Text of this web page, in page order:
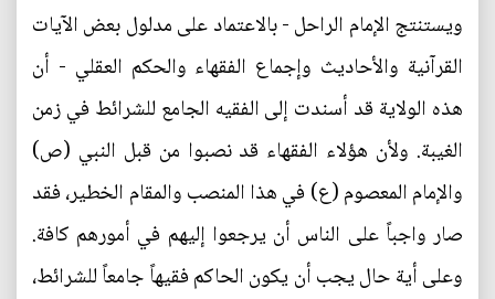
ويستنتج الإمام الراحل - بالاعتماد على مدلول بعض الآيات
القرآنية والأحاديث وإجماع الفقهاء والحكم العقلي - أن
هذه الولاية قد أسندت إلى الفقيه الجامع للشرائط في زمن
الغيبة. ولأن هؤلاء الفقهاء قد نصبوا من قبل النبي (ص)
والإمام المعصوم (ع) في هذا المنصب والمقام الخطير، فقد
صار واجباً على الناس أن يرجعوا إليهم في أمورهم كافة.
وعلى أية حال يجب أن يكون الحاكم فقيهاً جامعاً للشرائط،